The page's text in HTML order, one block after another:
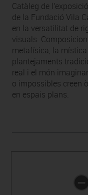
Catàleg de
de la Fundació Vila
en la versatilitat de
visuals.
metafísica, la
plantejaments
real i el món
o impossibles creen
en espais plans.